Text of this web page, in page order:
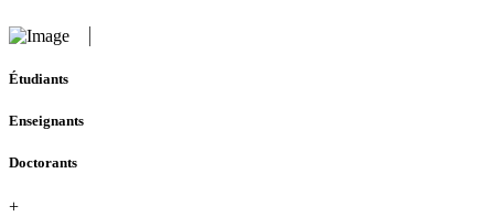
Étudiants
Enseignants
Doctorants
+